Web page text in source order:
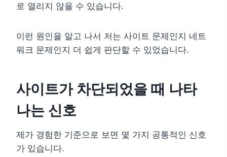
로 열리지 않을 수 있습니다.
이런 원인을 알고 나서 저는 사이트 문제인지 네트
워크 문제인지 더 쉽게 판단할 수 있었습니다.
사이트가 차단되었을 때 나타
나는 신호
제가 경험한 기준으로 보면 몇 가지 공통적인 신호
가 있습니다.